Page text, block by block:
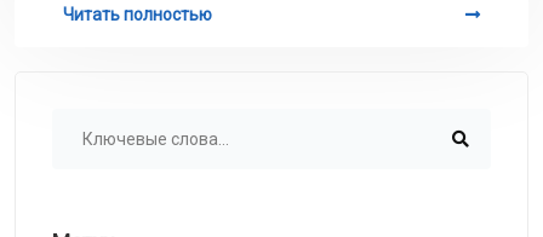
Читать полностью